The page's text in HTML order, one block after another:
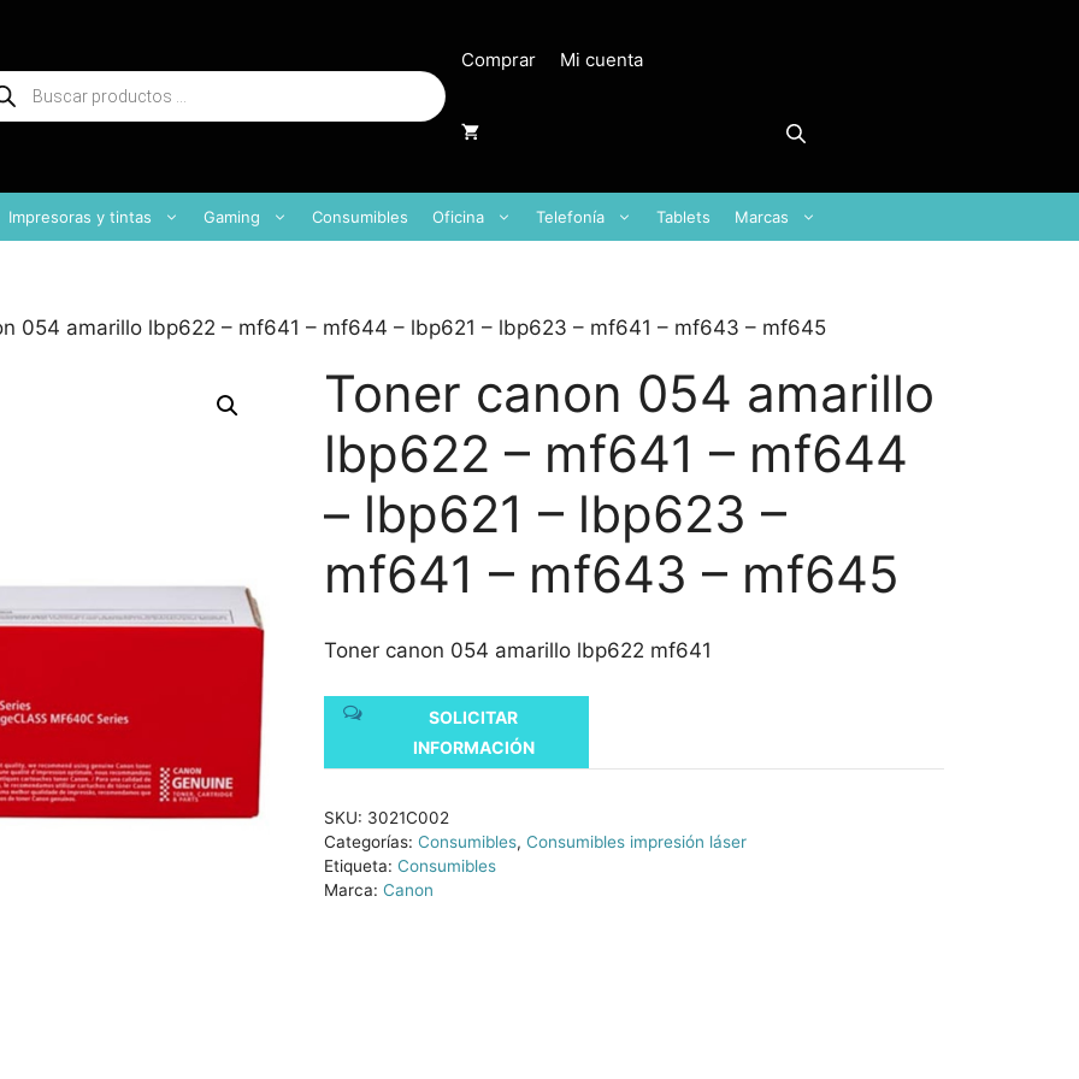
Comprar Mi cuenta
Impresoras y tintas Gaming Consumibles Oficina Telefonía Tablets Marcas
054 amarillo lbp622 – mf641 – mf644 – lbp621 – lbp623 – mf641 – mf643 – mf645
Toner canon 054 amarillo
lbp622 – mf641 – mf644
– lbp621 – lbp623 –
mf641 – mf643 – mf645
Toner canon 054 amarillo lbp622 mf641
SOLICITAR
INFORMACIÓN
SKU: 3021C002
Categorías: Consumibles, Consumibles impresión láser
Etiqueta: Consumibles
Marca: Canon